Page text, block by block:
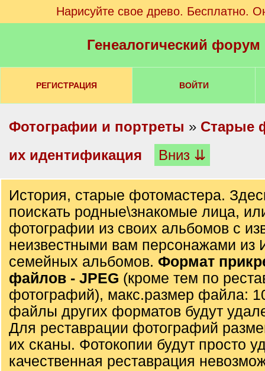
Нарисуйте свое древо. Бесплатно.
Генеалогический
РЕГИСТРАЦИЯ ВОЙТИ
Фотографии и портреты » Старые
их идентификация
Вниз ⇊
История, старые фотомастера.
поискать родные\знакомые лица,
фотографии из своих альбомов с
неизвестными вам персонажами из
семейных альбомов. Формат
файлов - JPЕG (кроме тем по
фотографий), макс.размер файла:
файлы других форматов будут
Для реставрации фотографий
их сканы. Фотокопии будут просто
качественная реставрация